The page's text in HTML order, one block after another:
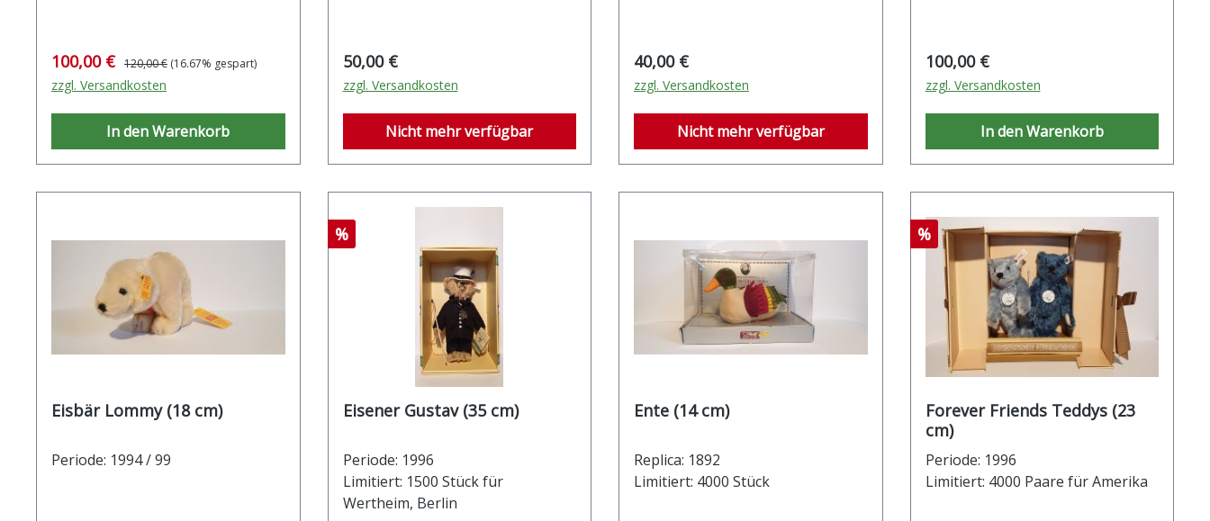
Verkaufspreis:
100,00 € Regulärer Preis:
120,00 € (16.67% gespart)
zzgl. Versandkosten
In den Warenkorb
Regulärer Preis:
50,00 €
zzgl. Versandkosten
Nicht mehr verfügbar
Regulärer Preis:
40,00 €
zzgl. Versandkosten
Nicht mehr verfügbar
Regulärer Preis:
100,00 €
zzgl. Versandkosten
In den Warenkorb
Eisbär Lommy (18 cm)
Periode: 1994 / 99
Rabatt
%
Eisener Gustav (35 cm)
Periode: 1996
Limitiert: 1500 Stück für
Wertheim, Berlin
Ente (14 cm)
Replica: 1892
Limitiert: 4000 Stück
Rabatt
%
Forever Friends Teddys (23
cm)
Periode: 1996
Limitiert: 4000 Paare für Amerika